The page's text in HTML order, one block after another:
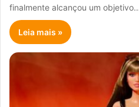
finalmente alcançou um
Leia mais »